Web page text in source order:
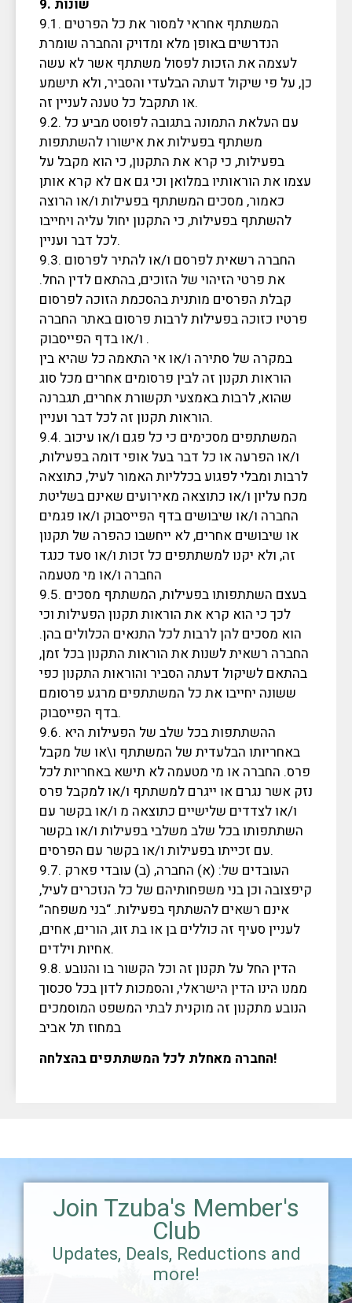
9. שונות
9.1. המשתתף אחראי למסור את כל הפרטים
הנדרשים באופן מלא ומדויק והחברה שומרת
לעצמה את הזכות לפסול משתתף אשר לא עשה
כן, על פי שיקול דעתה הבלעדי והסביר, ולא תישמע
או תתקבל כל טענה לעניין זה.
9.2. עם העלאת התמונה בתגובה לפוסט מביע כל
משתתף בפעילות את אישורו להשתתפות
בפעילות, כי קרא את התקנון, כי הוא מקבל על
עצמו את הוראותיו במלואן וכי גם אם לא קרא אותן
כאמור, מסכים המשתתף בפעילות ו/או הרוצה
להשתתף בפעילות, כי התקנון יחול עליה ויחייבו
לכל דבר ועניין.
9.3. החברה רשאית לפרסם ו/או להתיר לפרסום
את פרטי הזיהוי של הזוכים, בהתאם לדין החל.
קבלת הפרסים מותנית בהסכמת הזוכה לפרסום
פרטיו כזוכה בפעילות לרבות פרסום באתר החברה
ו/או בדף הפייסבוק .
במקרה של סתירה ו/או אי התאמה כל שהיא בין
הוראות תקנון זה לבין פרסומים אחרים מכל סוג
שהוא, לרבות באמצעי תקשורת אחרים, תגברנה
הוראות תקנון זה לכל דבר ועניין.
9.4. המשתתפים מסכימים כי כל פגם ו/או עיכוב
ו/או הפרעה או כל דבר בעל אופי דומה בפעילות,
לרבות ומבלי לפגוע בכלליות האמור לעיל, כתוצאה
מכח עליון ו/או כתוצאה מאירועים שאינם בשליטת
החברה ו/או שיבושים בדף הפייסבוק ו/או פגמים
או שיבושים אחרים, לא ייחשבו כהפרה של תקנון
זה, ולא יקנו למשתתפים כל זכות ו/או סעד כנגד
החברה ו/או מי מטעמה
9.5. בעצם השתתפותו בפעילות, המשתתף מסכים
לכך כי הוא קרא את הוראות תקנון הפעילות וכי
הוא מסכים להן לרבות לכל התנאים הכלולים בהן.
החברה רשאית לשנות את הוראות התקנון בכל זמן,
בהתאם לשיקול דעתה הסביר והוראות התקנון כפי
ששונה יחייבו את כל המשתתפים מרגע פרסומם
בדף הפייסבוק.
9.6. ההשתתפות בכל שלב של הפעילות היא
באחריותו הבלעדית של המשתתף ו\או של מקבל
פרס. החברה או מי מטעמה לא תישא באחריות לכל
נזק אשר נגרם או ייגרם למשתתף ו/או למקבל פרס
ו/או לצדדים שלישיים כתוצאה מ ו/או בקשר עם
השתתפותו בכל שלב משלבי בפעילות ו/או בקשר
עם זכייתו בפעילות ו/או בקשר עם הפרסים.
9.7. העובדים של: (א) החברה, (ב) עובדי פארק
קיפצובה וכן בני משפחותיהם של כל הנזכרים לעיל,
אינם רשאים להשתתף בפעילות. “בני משפחה”
לעניין סעיף זה כוללים בן או בת זוג, הורים, אחים,
אחיות וילדים.
9.8. הדין החל על תקנון זה וכל הקשור בו והנובע
ממנו הינו הדין הישראלי, והסמכות לדון בכל סכסוך
הנובע מתקנון זה מוקנית לבתי המשפט המוסמכים
במחוז תל אביב
החברה מאחלת לכל המשתתפים בהצלחה!
Join Tzuba's Member's
Club
Updates, Deals, Reductions and
more!